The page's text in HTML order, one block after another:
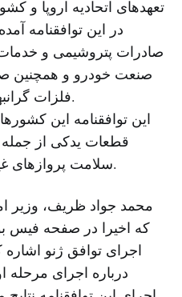
در این توافقنامه
صادرات پتروشیمی و
صنعت خودرو و همچنین
فلزات گرانبها از جمله این تعهدات است.
این توافقنامه این
قطعات یدکی از
سلامت پروازهای غیرنظامی ایران را صادر کنند.
محمد جواد ظریف، وزیر
که اخیرا در صفحه فیس
اجرای توافق ژنو
درباره اجرای